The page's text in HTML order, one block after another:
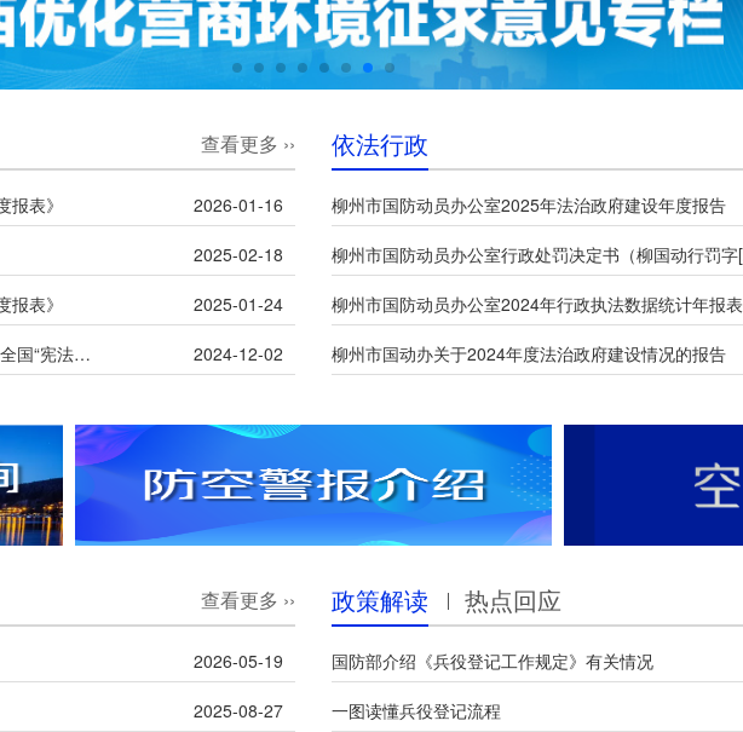
查看更多 ››
表》 2026-01-16
2025-02-18
表》 2025-01-24
中央宣传部、司法部、全国普法办 部署开展2024年全国“宪法宣传周”活动 2024-12-02
依法行政
柳州市国防动员办公室2025年法治政府建设年度报告
柳州市国防动员办公室2024年行政执法数据统计年报表
柳州市国动办关于2024年度法治政府建设情况的报告
查看更多 ››
2026-05-19
2025-08-27
政策解读 热点回应
国防部介绍《兵役登记工作规定》有关情况
一图读懂兵役登记流程